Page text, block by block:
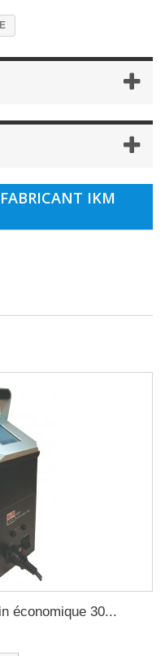
IKM
économique 30...